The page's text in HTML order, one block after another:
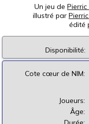
Un jeu de
illustré par
édité
Disponibilité:
Cote cœur de NIM:
Joueurs:
Âge: